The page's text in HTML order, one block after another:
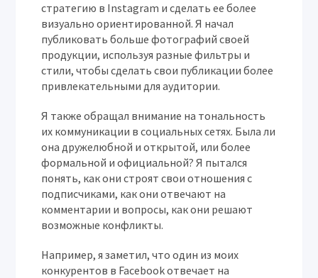
стратегию в Instagram и сделать ее более
визуально ориентированной. Я начал
публиковать больше фотографий своей
продукции, используя разные фильтры и
стили, чтобы сделать свои публикации более
привлекательными для аудитории.
Я также обращал внимание на тональность
их коммуникации в социальных сетях. Была ли
она дружелюбной и открытой, или более
формальной и официальной? Я пытался
понять, как они строят свои отношения с
подписчиками, как они отвечают на
комментарии и вопросы, как они решают
возможные конфликты.
Например, я заметил, что один из моих
конкурентов в Facebook отвечает на